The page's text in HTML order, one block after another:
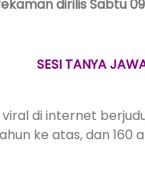
dirilis Sabtu
SESI TANYA
di internet
ke atas, dan